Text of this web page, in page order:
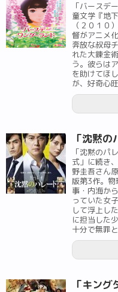
「バースデ
童文学『地
（２０１０
督がアニメ
奔放な叔母
れた大錬金
う。彼らは
を助けてほ
が、好奇心
「沈黙の
「沈黙のパ
式」に続き
野圭吾さん
版第3作。物
事・内海か
っていた女
して浮上し
に担当した
十分で無罪
「キン